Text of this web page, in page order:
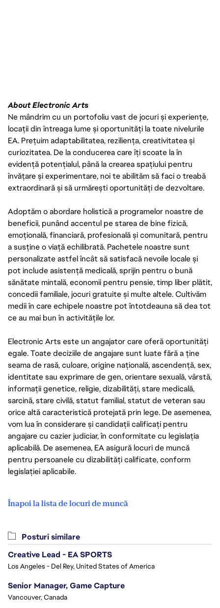
About Electronic Arts
Ne mândrim cu un portofoliu vast de jocuri și experiențe,
locații din întreaga lume și oportunități la toate nivelurile
EA. Prețuim adaptabilitatea, reziliența, creativitatea și
curiozitatea. De la conducerea care îți scoate la în
evidență potențialul, până la crearea spațiului pentru
învățare și experimentare, noi te abilităm să faci o treabă
extraordinară și să urmărești oportunități de dezvoltare.
Adoptăm o abordare holistică a programelor noastre de
beneficii, punând accentul pe starea de bine fizică,
emoțională, financiară, profesională și comunitară, pentru
a susține o viață echilibrată. Pachetele noastre sunt
personalizate astfel încât să satisfacă nevoile locale și
pot include asistență medicală, sprijin pentru o bună
sănătate mintală, economii pentru pensie, timp liber plătit,
concedii familiale, jocuri gratuite și multe altele. Cultivăm
medii în care echipele noastre pot întotdeauna să dea tot
ce au mai bun în activitățile lor.
Electronic Arts este un angajator care oferă oportunități
egale. Toate deciziile de angajare sunt luate fără a ține
seama de rasă, culoare, origine națională, ascendență, sex,
identitate sau exprimare de gen, orientare sexuală, vârstă,
informații genetice, religie, dizabilități, stare medicală,
sarcină, stare civilă, statut familial, statut de veteran sau
orice altă caracteristică protejată prin lege. De asemenea,
vom lua în considerare și candidații calificați pentru
angajare cu cazier judiciar, în conformitate cu legislația
aplicabilă. De asemenea, EA asigură locuri de muncă
pentru persoanele cu dizabilități calificate, conform
legislației aplicabile.
Înapoi la lista de locuri de muncă
Posturi similare
Creative Lead - EA SPORTS
Los Angeles - Del Rey, United States of America
Senior Manager, Game Capture
Vancouver, Canada